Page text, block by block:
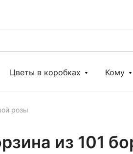
Цветы в коробках Кому
розы
из 101